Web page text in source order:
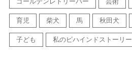
育児 柴犬 馬 秋田犬
子ども 私のビハインドストーリー